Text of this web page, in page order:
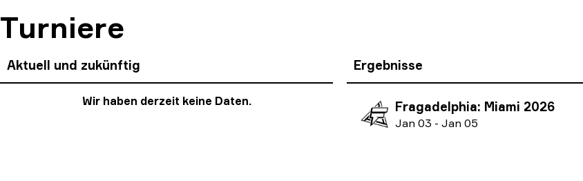
Turniere
Aktuell und zukünftig
Wir haben derzeit keine Daten.
Ergebnisse
Fragadelphia: Miami 2026
Jan 03 - Jan 05